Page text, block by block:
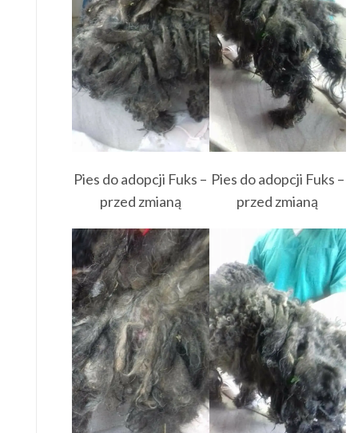
Pies do adopcji Fuks –
przed zmianą
Pies do adopcji Fuks –
przed zmianą